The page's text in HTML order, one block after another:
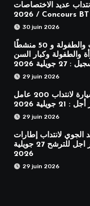
عديد الاختصاصات
2026 /
30 juin 2026
مناظرة انتداب 120 أستاذًا للشباب والطفولة و 50 منشطًا
والطفولة وكبار السن
2026
29 juin 2026
مناظرة شركة تونس الطرقات السيارة لانتداب 200 عامل
2026
29 juin 2026
الجوي لانتداب إطارات
وأعوان في اختصاصات مختلفة : أخر اجل للترشح 27 جويلية
2026
29 juin 2026